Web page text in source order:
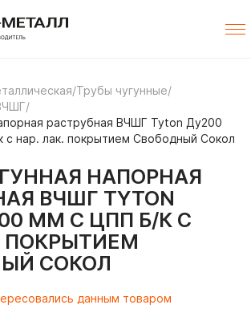
/Трубы чугунные/
/
раструбная ВЧШГ Tyton Ду200
нар. лак. покрытием Свободный Сокол
НАПОРНАЯ
ВЧШГ TYTON
ММ С ЦПП Б/К С
ПОКРЫТИЕМ
СОКОЛ
данным товаром